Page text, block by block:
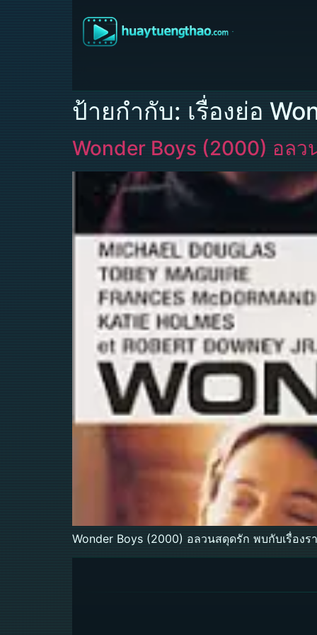
ป้ายกำกับ: เรื่องย่อ
Wonder Boys (2000) อลว
Wonder Boys (2000) อลวนสดุดรัก พบกับเรื่อง